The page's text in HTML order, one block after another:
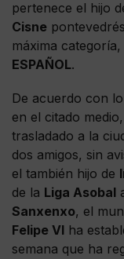
pertenece el hijo
Cisne
máxima
ESPAÑOL.
De acuerdo con
en el citado
trasladado a la
dos amigos, sin
el también hijo de
de la Liga Asobal
Sanxenxo, el
Felipe VI ha
semana que ha